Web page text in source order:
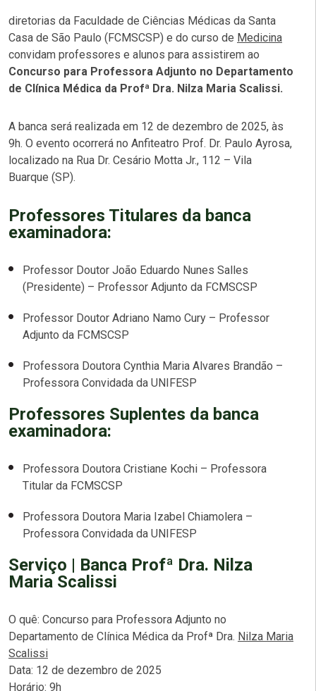
diretorias da Faculdade de Ciências Médicas da Santa
Casa de São Paulo (FCMSCSP) e do curso de Medicina
convidam professores e alunos para assistirem ao
Concurso para Professora Adjunto no Departamento
de Clínica Médica da Profª Dra. Nilza Maria Scalissi.
A banca será realizada em 12 de dezembro de 2025, às
9h. O evento ocorrerá no Anfiteatro Prof. Dr. Paulo Ayrosa,
localizado na Rua Dr. Cesário Motta Jr., 112 – Vila
Buarque (SP).
Professores Titulares da banca
examinadora:
Professor Doutor João Eduardo Nunes Salles
(Presidente) – Professor Adjunto da FCMSCSP
Professor Doutor Adriano Namo Cury – Professor
Adjunto da FCMSCSP
Professora Doutora Cynthia Maria Alvares Brandão –
Professora Convidada da UNIFESP
Professores Suplentes da banca
examinadora:
Professora Doutora Cristiane Kochi – Professora
Titular da FCMSCSP
Professora Doutora Maria Izabel Chiamolera –
Professora Convidada da UNIFESP
Serviço | Banca Profª Dra. Nilza
Maria Scalissi
O quê: Concurso para Professora Adjunto no
Departamento de Clínica Médica da Profª Dra. Nilza Maria
Scalissi
Data: 12 de dezembro de 2025
Horário: 9h